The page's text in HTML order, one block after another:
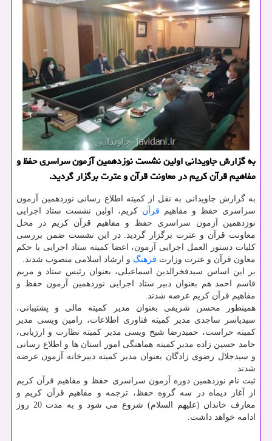
به گزارش جاویدانی اولین نشست نوزدهمین آزمون سراسری حفظ و
مفاهیم قرآن کریم در معاونت قرآن و عترت برگزار گردید.
به گزارش جاویدانی به نقل از کمیته اطلاع رسانی نوزدهمین آزمون
سراسری حفظ و مفاهیم قرآن کریم، اولین نشست ستاد اجرایی
نوزدهمین آزمون سراسری حفظ و مفاهیم قرآن کریم در محل
معاونت قرآن و عترت برگزار گردید. در این نشست ضمن بررسی
کلیات دستور العمل اجرایی آزمون، اعضا کمیته ستاد اجرایی با حکم
معاون قرآن و عترت وزارت فرهنگ و ارشاد اسلامی منصوب شدند.
بر این اساس سیدفخرالدین اسماعیلی، بعنوان رئیس ستاد و مریم
قاسم احمد هم بعنوان دبیر ستاد اجرایی نوزدهمین آزمون حفظ و
مفاهیم قرآن کریم عرضه شدند.
همینطور محسن شریفی بعنوان مدیر کمیته مالی و پشتیبانی،
سیدیاسر ساجدی مدیر کمیته فناوری اطلاعات، رامین ویسی مدیر
کمیته حراست، حمیدرضا شیخ ویسی مدیر کمیته نظارت و ارزیابی،
حامد حسین زاده مدیر کمیته هماهنگی امور استان ها و اطلاع رسانی
و سیدجلال رضوی زادگان بعنوان مدیر کمیته دبیرخانه آزمون عرضه
شدند.
ثبت نام نوزدهمین دوره آزمون سراسری حفظ و مفاهیم قرآن کریم
از آغاز دیماه در سه گروه حفظ، ترجمه و مفاهیم قرآن کریم و
معارف خاندان (علیهم السلام) شروع می شود و به مدت 20 روز
ادامه خواهد داشت.